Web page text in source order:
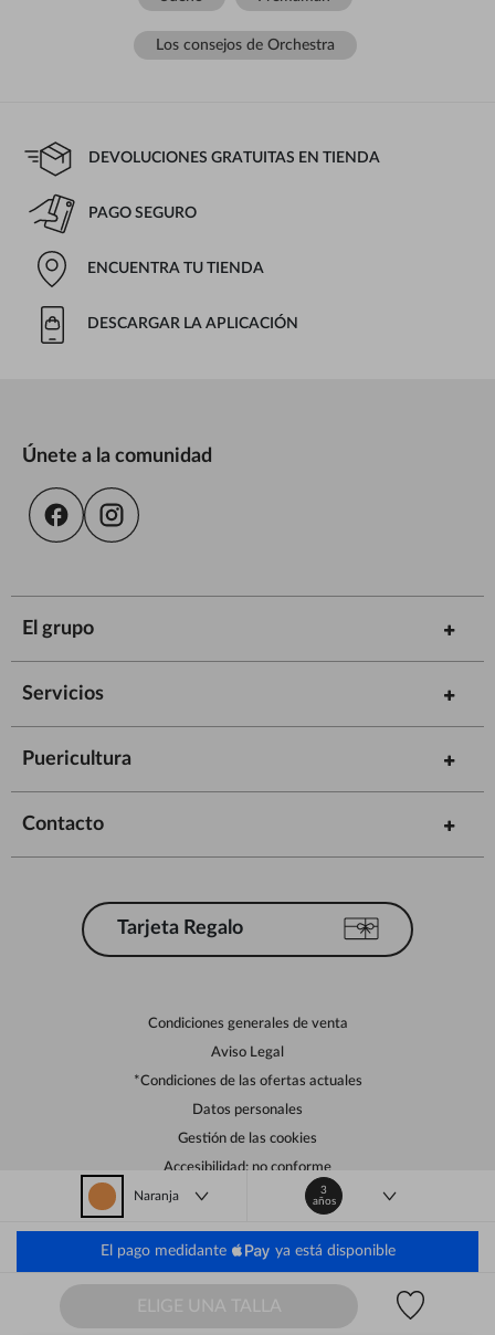
Naranja Naranja
3
años
El pago medidante ya está disponible
Los consejos de Orchestra
DEVOLUCIONES GRATUITAS EN TIENDA
PAGO SEGURO
ENCUENTRA TU TIENDA
DESCARGAR LA APLICACIÓN
Únete a la comunidad
El grupo
Servicios
Puericultura
Contacto
Tarjeta Regalo
Condiciones generales de venta
Aviso Legal
*Condiciones de las ofertas actuales
Datos personales
Gestión de las cookies
Accesibilidad: no conforme
Orchestra adhiere al código de ética de la Federación Francesa de comercio
electrónico y venta a distancia (FEVAD) y al sistema de mediación de